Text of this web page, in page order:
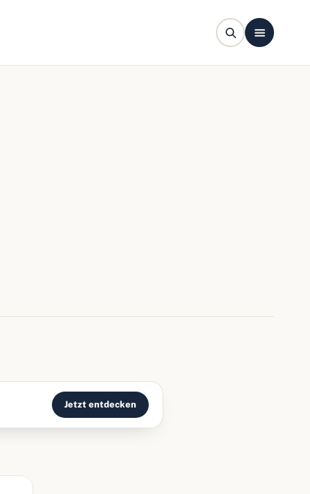
Jetzt entdecken